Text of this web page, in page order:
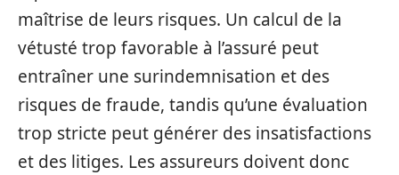
maîtrise de leurs risques. Un calcul de la
vétusté trop favorable à l’assuré peut
entraîner une surindemnisation et des
risques de fraude, tandis qu’une évaluation
trop stricte peut générer des insatisfactions
et des litiges. Les assureurs doivent donc